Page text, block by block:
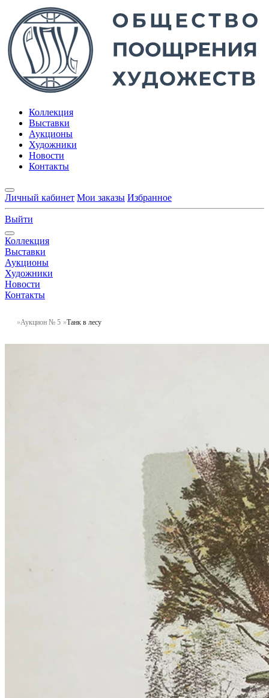
Коллекция
Выставки
Аукционы
Художники
Новости
Контакты
Личный кабинет Мои заказы Избранное
Выйти
Коллекция
Выставки
Аукционы
Художники
Новости
Контакты
Аукцион № 5 Танк в лесу